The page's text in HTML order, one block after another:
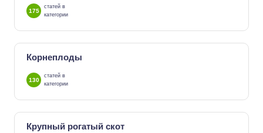
175
статей в
категории
Корнеплоды
130
статей в
категории
Крупный рогатый скот